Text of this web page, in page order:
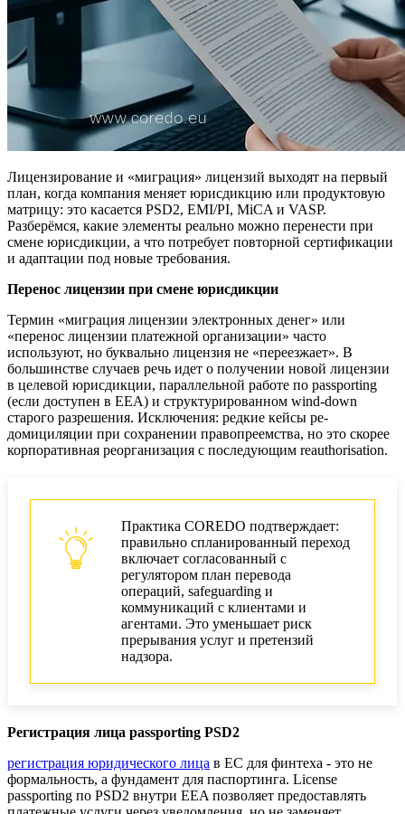
Лицензирование и «миграция» лицензий выходят на первый
план, когда компания меняет юрисдикцию или продуктовую
матрицу: это касается PSD2, EMI/PI, MiCA и VASP.
Разберёмся, какие элементы реально можно перенести при
смене юрисдикции, а что потребует повторной сертификации
и адаптации под новые требования.
Перенос лицензии при смене юрисдикции
Термин «миграция лицензии электронных денег» или
«перенос лицензии платежной организации» часто
используют, но буквально лицензия не «переезжает». В
большинстве случаев речь идет о получении новой лицензии
в целевой юрисдикции, параллельной работе по passporting
(если доступен в EEA) и структурированном wind-down
старого разрешения. Исключения: редкие кейсы ре-
домициляции при сохранении правопреемства, но это скорее
корпоративная реорганизация с последующим reauthorisation.
Практика COREDO подтверждает:
правильно спланированный переход
включает согласованный с
регулятором план перевода
операций, safeguarding и
коммуникаций с клиентами и
агентами. Это уменьшает риск
прерывания услуг и претензий
надзора.
Регистрация лица passporting PSD2
регистрация юридического лица в ЕС для финтеха - это не
формальность, а фундамент для паспортинга. License
passporting по PSD2 внутри EEA позволяет предоставлять